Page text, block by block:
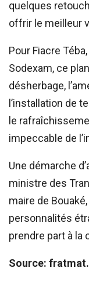
quelques
offrir le meilleur
Pour Fiacre
Sodexam, ce
désherbage,
l’installation de
le
impeccable de
Une démarche
ministre des
maire de
personnalités
prendre part à la
Source: